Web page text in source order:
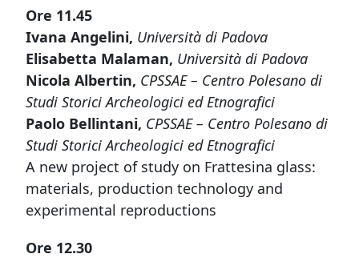
Ore 11.45
Ivana Angelini, Università di Padova
Elisabetta Malaman, Università di Padova
Nicola Albertin, CPSSAE – Centro Polesano di
Studi Storici Archeologici ed Etnografici
Paolo Bellintani, CPSSAE – Centro Polesano di
Studi Storici Archeologici ed Etnografici
A new project of study on Frattesina glass:
materials, production technology and
experimental reproductions
Ore 12.30